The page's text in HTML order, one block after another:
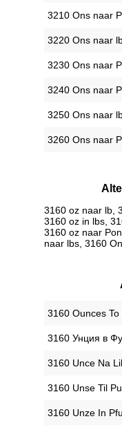
3210 Ons naar
3220 Ons naar
3230 Ons naar
3240 Ons naar
3250 Ons naar
3260 Ons naar
3160 oz naar lb,
3160 oz in lbs,
3160 oz naar
naar lbs, 3160
‎3160 Ounces To
‎3160 Унция в
‎3160 Unce Na
‎3160 Unse Til
‎3160 Unze In